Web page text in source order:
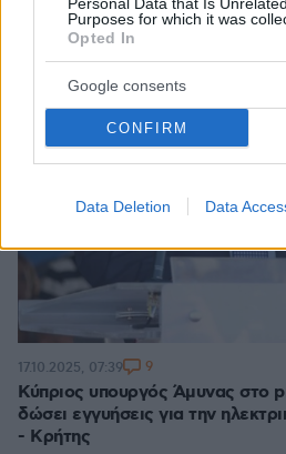
Purposes for which it was
Opted In
Google consents
CONFIRM
Data Deletion Data
Κύπριος υπουργός Άμυνας στο
δώσει εγγυήσεις για την
- Κρήτης
17.10.2025, 07:39 9